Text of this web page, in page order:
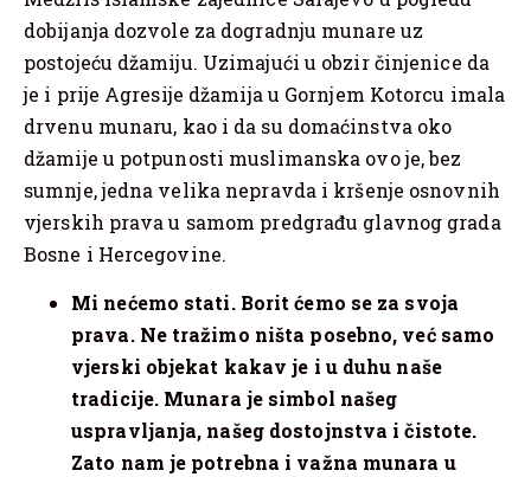
dobijanja dozvole za dogradnju munare uz
postojeću džamiju. Uzimajući u obzir činjenice da
je i prije Agresije džamija u Gornjem Kotorcu imala
drvenu munaru, kao i da su domaćinstva oko
džamije u potpunosti muslimanska ovo je, bez
sumnje, jedna velika nepravda i kršenje osnovnih
vjerskih prava u samom predgrađu glavnog grada
Bosne i Hercegovine.
Mi nećemo stati. Borit ćemo se za svoja
prava. Ne tražimo ništa posebno, već samo
vjerski objekat kakav je i u duhu naše
tradicije. Munara je simbol našeg
uspravljanja, našeg dostojnstva i čistote.
Zato nam je potrebna i važna munara u